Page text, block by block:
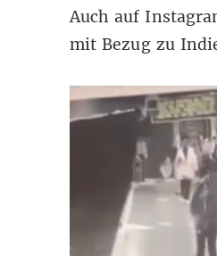
Auch auf
mitBezug zu